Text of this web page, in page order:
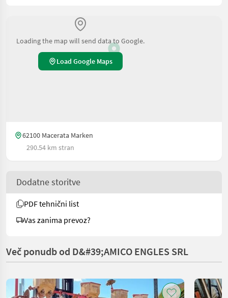
Loading the map will send data to Google.
Load Google Maps
62100 Macerata Marken
290.54 km stran
Dodatne storitve
PDF tehnični list
Vas zanima prevoz?
Več ponudb od D&#39;AMICO ENGLES SRL